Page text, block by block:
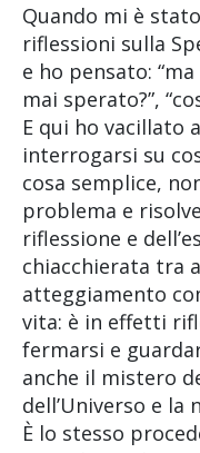
Quando mi è
riflessioni sulla
e ho pensato:
mai sperato?”,
E qui ho vacillato
interrogarsi su
cosa semplice,
problema e
riflessione e
chiacchierata tra
atteggiamento
vita: è in effetti
fermarsi e
anche il mistero
dell’Universo e la
È lo stesso